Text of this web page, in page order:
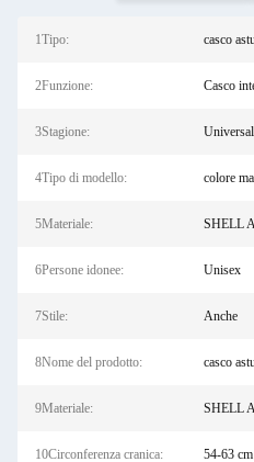
1Tipo: casco
2Funzione: Casco
3Stagione:
4Tipo di modello: colore
5Materiale: SHELL
6Persone idonee: Unisex
7Stile: Anche
8Nome del prodotto: casco
9Materiale: SHELL
10Circonferenza cranica: 54-63